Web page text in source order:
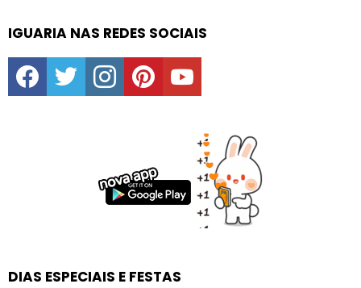
IGUARIA NAS REDES SOCIAIS
facebooktwitter instagrampinterestyoutube
DIAS ESPECIAIS E FESTAS